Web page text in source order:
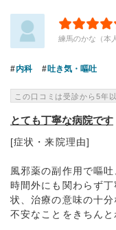
練馬のかな（本
内科 吐き気・嘔吐
この口コミは受診から5年
とても丁寧な病院です
[症状・来院理由]
風邪薬の副作用で嘔
時間外にも関わらず
状、治療の意味の十
不安なことをきちんと